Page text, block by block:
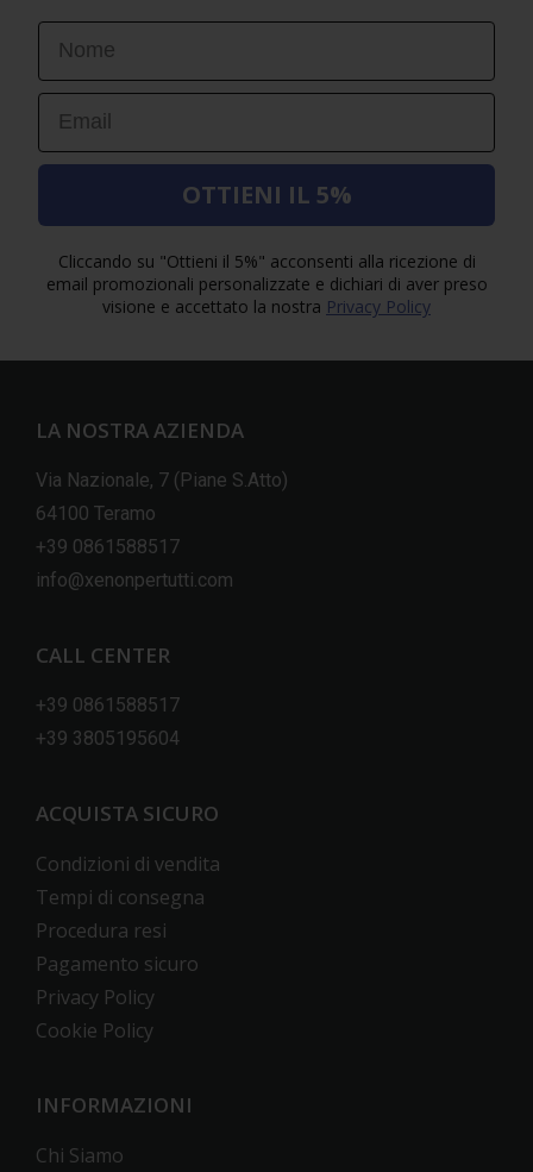
First Name
Email
OTTIENI IL 5%
Cliccando su "Ottieni il 5%" acconsenti alla ricezione di
email promozionali personalizzate e dichiari di aver preso
visione e accettato la nostra Privacy Policy
LA NOSTRA AZIENDA
Via Nazionale, 7 (Piane S.Atto)
64100 Teramo
+39 0861588517
info@xenonpertutti.com
CALL CENTER
+39 0861588517
+39 3805195604
ACQUISTA SICURO
Condizioni di vendita
Tempi di consegna
Procedura resi
Pagamento sicuro
Privacy Policy
Cookie Policy
INFORMAZIONI
Chi Siamo